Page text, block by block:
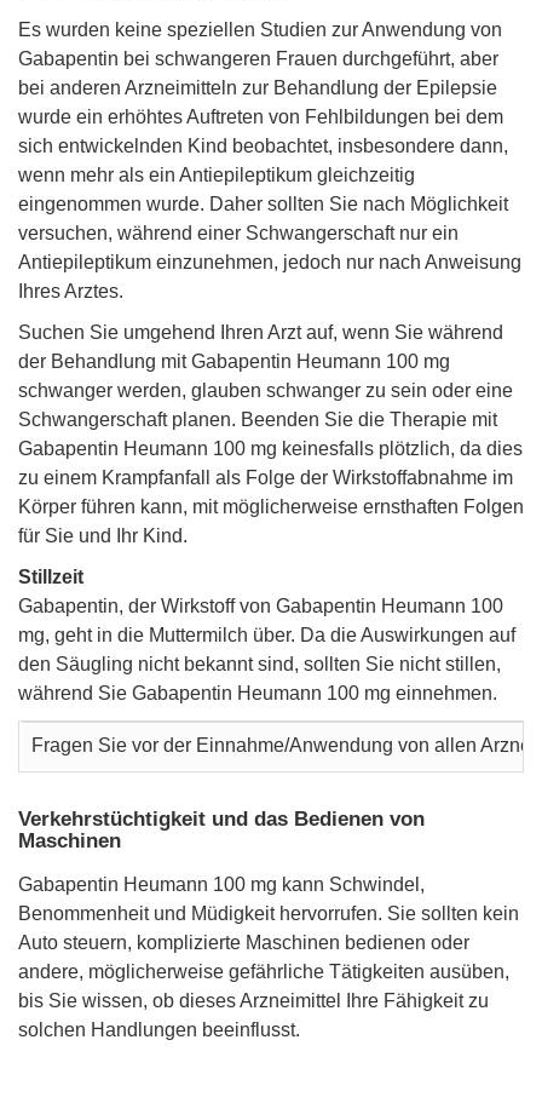
Es wurden keine speziellen Studien zur Anwendung von
Gabapentin bei schwangeren Frauen durchgeführt, aber
bei anderen Arzneimitteln zur Behandlung der Epilepsie
wurde ein erhöhtes Auftreten von Fehlbildungen bei dem
sich entwickelnden Kind beobachtet, insbesondere dann,
wenn mehr als ein Antiepileptikum gleichzeitig
eingenommen wurde. Daher sollten Sie nach Möglichkeit
versuchen, während einer Schwangerschaft nur ein
Antiepileptikum einzunehmen, jedoch nur nach Anweisung
Ihres Arztes.
Suchen Sie umgehend Ihren Arzt auf, wenn Sie während
der Behandlung mit Gabapentin Heumann 100 mg
schwanger werden, glauben schwanger zu sein oder eine
Schwangerschaft planen. Beenden Sie die Therapie mit
Gabapentin Heumann 100 mg keinesfalls plötzlich, da dies
zu einem Krampfanfall als Folge der Wirkstoffabnahme im
Körper führen kann, mit möglicherweise ernsthaften Folgen
für Sie und Ihr Kind.
Stillzeit
Gabapentin, der Wirkstoff von Gabapentin Heumann 100
mg, geht in die Muttermilch über. Da die Auswirkungen auf
den Säugling nicht bekannt sind, sollten Sie nicht stillen,
während Sie Gabapentin Heumann 100 mg einnehmen.
Fragen Sie vor der Einnahme/Anwendung von allen
Verkehrstüchtigkeit und das Bedienen von
Maschinen
Gabapentin Heumann 100 mg kann Schwindel,
Benommenheit und Müdigkeit hervorrufen. Sie sollten kein
Auto steuern, komplizierte Maschinen bedienen oder
andere, möglicherweise gefährliche Tätigkeiten ausüben,
bis Sie wissen, ob dieses Arzneimittel Ihre Fähigkeit zu
solchen Handlungen beeinflusst.